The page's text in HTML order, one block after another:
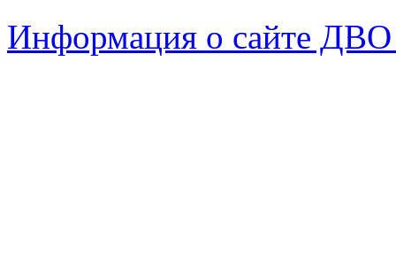
Информация о сайте